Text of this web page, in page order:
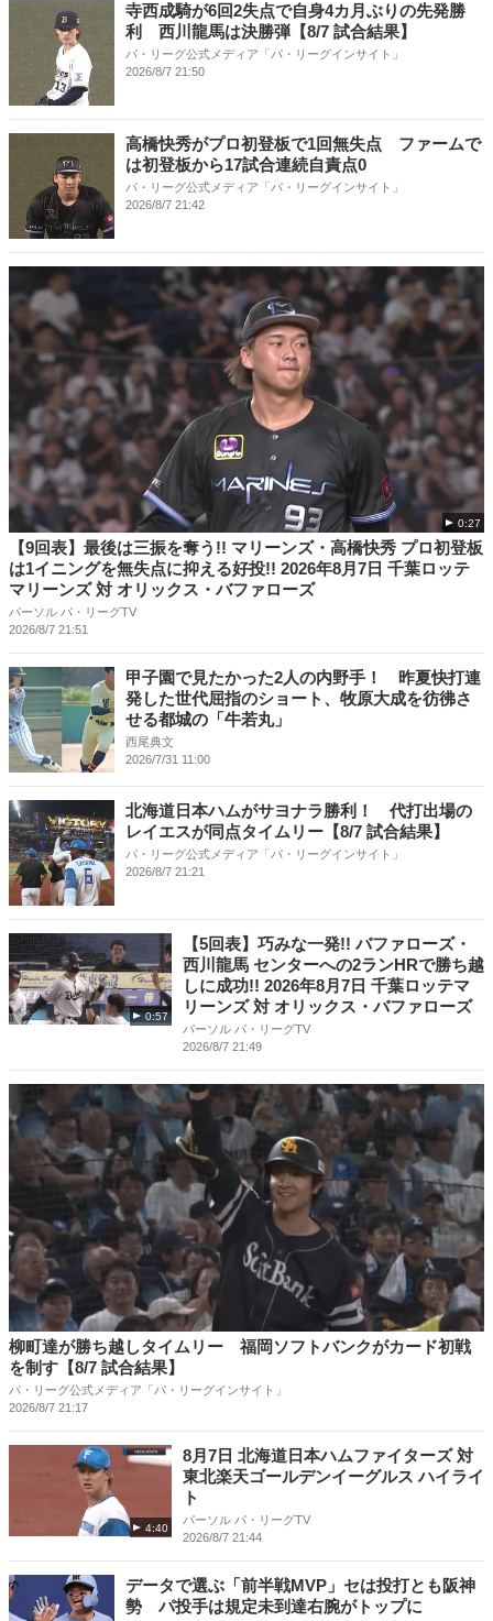
寺西成騎が6回2失点で自身4カ月ぶりの先発勝
利 西川龍馬は決勝弾【8/7 試合結果】
パ・リーグ公式メディア「パ・リーグインサイト」
2026/8/7 21:50
高橋快秀がプロ初登板で1回無失点 ファームで
は初登板から17試合連続自責点0
パ・リーグ公式メディア「パ・リーグインサイト」
2026/8/7 21:42
0:27
【9回表】最後は三振を奪う!! マリーンズ・高橋快秀 プロ初登板
は1イニングを無失点に抑える好投!! 2026年8月7日 千葉ロッテ
マリーンズ 対 オリックス・バファローズ
パーソル パ・リーグTV
2026/8/7 21:51
甲子園で見たかった2人の内野手！ 昨夏快打連
発した世代屈指のショート、牧原大成を彷彿さ
せる都城の「牛若丸」
西尾典文
2026/7/31 11:00
北海道日本ハムがサヨナラ勝利！ 代打出場の
レイエスが同点タイムリー【8/7 試合結果】
パ・リーグ公式メディア「パ・リーグインサイト」
2026/8/7 21:21
0:57
【5回表】巧みな一発!! バファローズ・
西川龍馬 センターへの2ランHRで勝ち越
しに成功!! 2026年8月7日 千葉ロッテマ
リーンズ 対 オリックス・バファローズ
パーソル パ・リーグTV
2026/8/7 21:49
柳町達が勝ち越しタイムリー 福岡ソフトバンクがカード初戦
を制す【8/7 試合結果】
パ・リーグ公式メディア「パ・リーグインサイト」
2026/8/7 21:17
4:40
8月7日 北海道日本ハムファイターズ 対
東北楽天ゴールデンイーグルス ハイライ
ト
パーソル パ・リーグTV
2026/8/7 21:44
データで選ぶ「前半戦MVP」セは投打とも阪神
勢 パ投手は規定未到達右腕がトップに